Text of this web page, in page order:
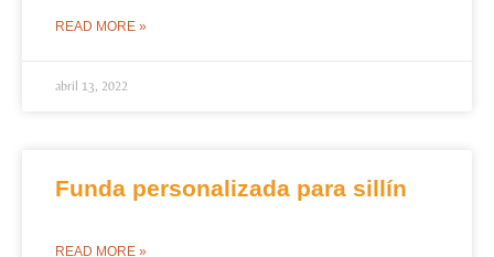
READ MORE »
abril 13, 2022
Funda personalizada para sillín
READ MORE »